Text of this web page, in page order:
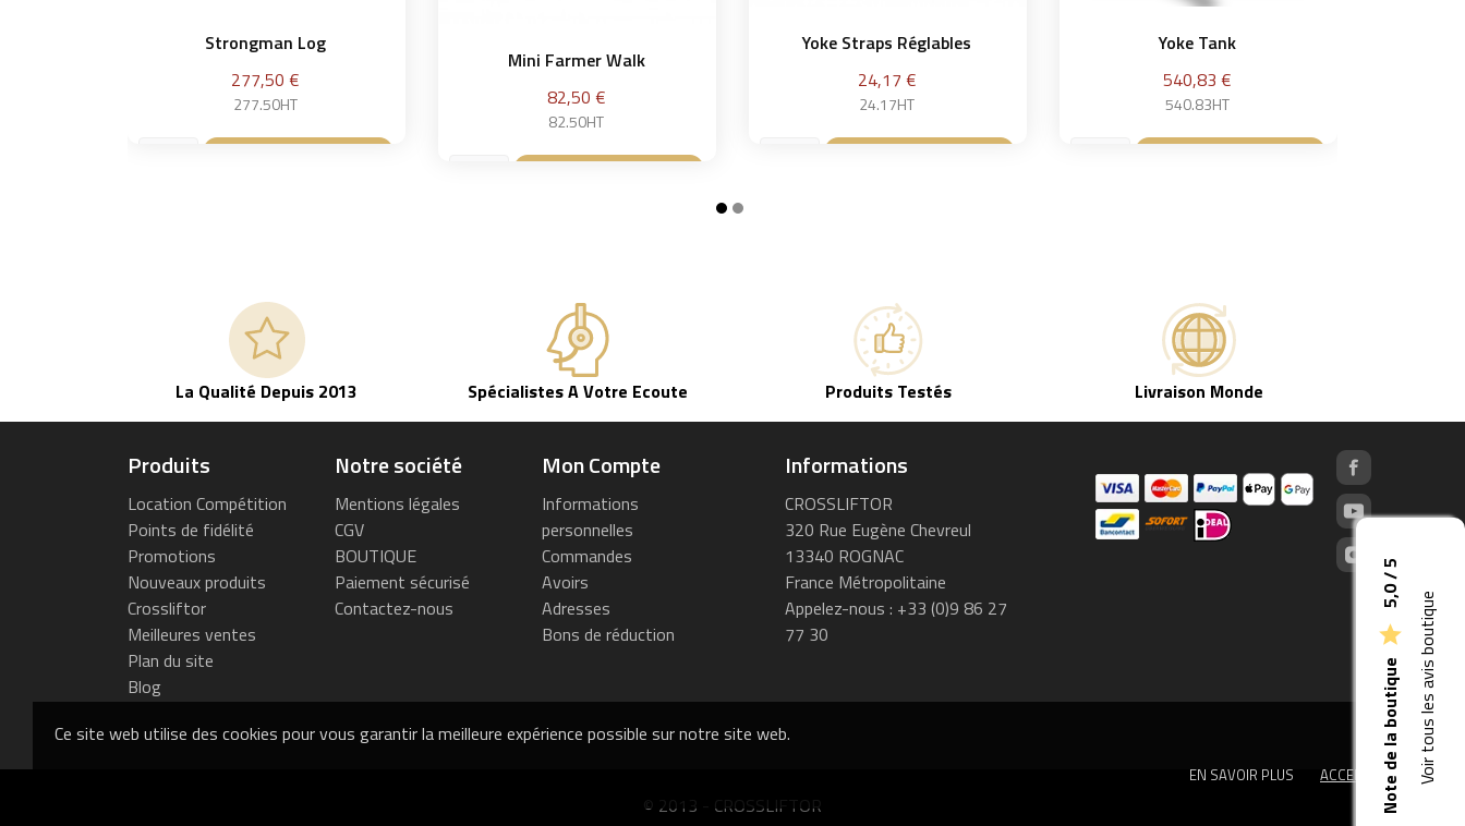
Ce site web utilise des cookies pour vous garantir la meilleure expérience possible sur notre site web.
EN SAVOIR PLUS ACCEPTER done
Note de la boutique

5,0 / 5
Voir tous les avis boutique
Strongman Log
Prix
277,50 €
277.50HT
Mini Farmer Walk
Prix
82,50 €
82.50HT
Yoke Straps Réglables
Prix
24,17 €
24.17HT
Yoke Tank
Prix
540,83 €
540.83HT
La Qualité Depuis 2013 Spécialistes A Votre Ecoute Produits Testés Livraison Monde
Produits
Location Compétition
Points de fidélité
Promotions
Nouveaux produits
Crossliftor
Meilleures ventes
Plan du site
Blog
Notre société
Mentions légales
CGV
BOUTIQUE
Paiement sécurisé
Contactez-nous
Mon Compte
Informations
personnelles
Commandes
Avoirs
Adresses
Bons de réduction
Informations
CROSSLIFTOR
320 Rue Eugène Chevreul
13340 ROGNAC
France Métropolitaine
Appelez-nous : +33 (0)9 86 27
77 30
© 2013 - CROSSLIFTOR